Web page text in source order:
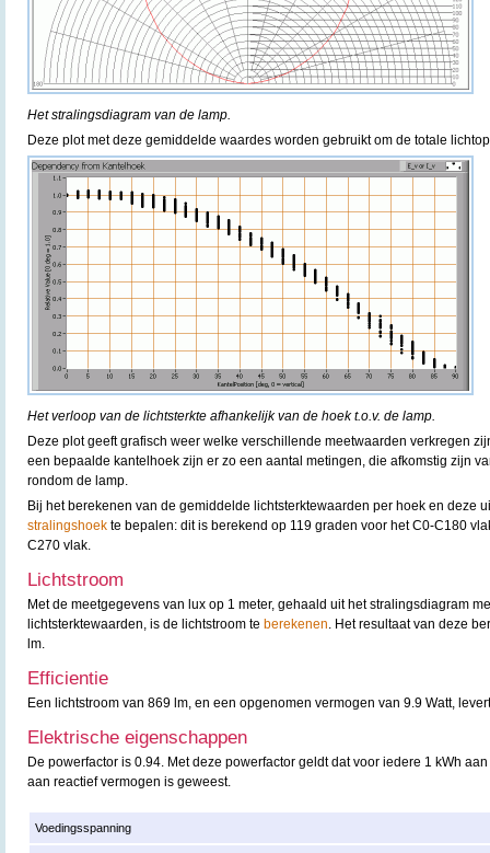
Het stralingsdiagram van de lamp.
Deze plot met deze gemiddelde waardes worden gebruikt om de totale
Het verloop van de lichtsterkte afhankelijk van de hoek t.o.v. de lamp.
Deze plot geeft grafisch weer welke verschillende meetwaarden verkregen
een bepaalde kantelhoek zijn er zo een aantal metingen, die afkomstig zijn
rondom de lamp.
Bij het berekenen van de gemiddelde lichtsterktewaarden per hoek en deze
stralingshoek te bepalen: dit is berekend op 119 graden voor het C0-C180
C270 vlak.
Lichtstroom
Met de meetgegevens van lux op 1 meter, gehaald uit het stralingsdiagram
lichtsterktewaarden, is de lichtstroom te berekenen. Het resultaat van deze
lm.
Efficientie
Een lichtstroom van 869 lm, en een opgenomen vermogen van 9.9 Watt,
Elektrische eigenschappen
De powerfactor is 0.94. Met deze powerfactor geldt dat voor iedere 1 kWh
aan reactief vermogen is geweest.
Voedingsspanning